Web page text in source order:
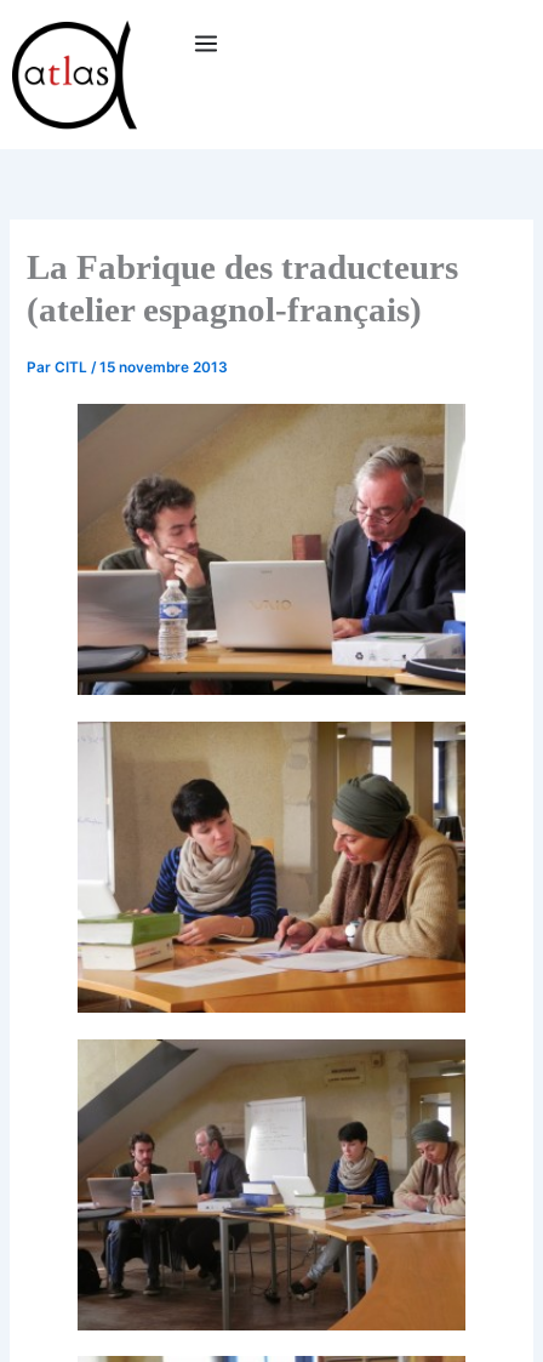
au
contenu
La Fabrique des traducteurs
(atelier espagnol-français)
ParCITL/15 novembre 2013